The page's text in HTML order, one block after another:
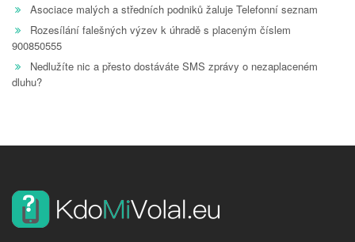
Asociace malých a středních podniků žaluje Telefonní seznam
Rozesílání falešných výzev k úhradě s placeným číslem
900850555
Nedlužíte nic a přesto dostáváte SMS zprávy o nezaplaceném
dluhu?